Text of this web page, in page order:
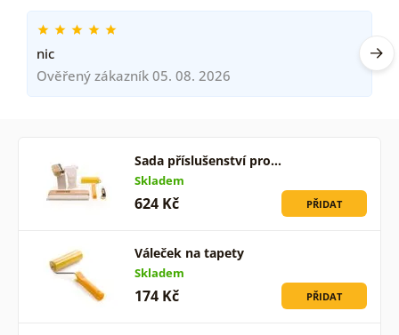
nic
Ověřený zákazník 05. 08. 2026
Sada příslušenství pro…
Skladem
624 Kč PŘIDAT
Váleček na tapety
Skladem
174 Kč PŘIDAT